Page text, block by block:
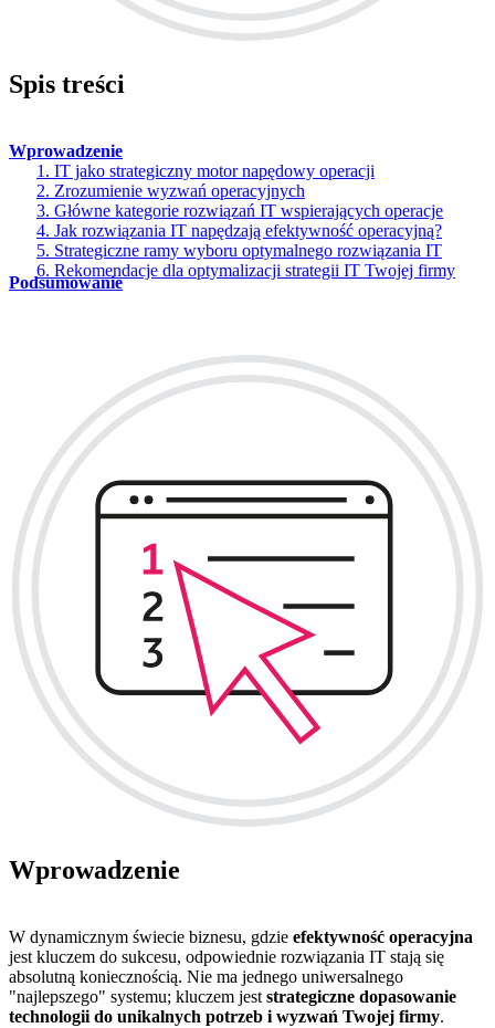
Spis treści
Wprowadzenie
1. IT jako strategiczny motor napędowy operacji
2. Zrozumienie wyzwań operacyjnych
3. Główne kategorie rozwiązań IT wspierających operacje
4. Jak rozwiązania IT napędzają efektywność operacyjną?
5. Strategiczne ramy wyboru optymalnego rozwiązania IT
6. Rekomendacje dla optymalizacji strategii IT Twojej firmy
Podsumowanie
Wprowadzenie
W dynamicznym świecie biznesu, gdzie efektywność operacyjna
jest kluczem do sukcesu, odpowiednie rozwiązania IT stają się
absolutną koniecznością. Nie ma jednego uniwersalnego
"najlepszego" systemu; kluczem jest strategiczne dopasowanie
technologii do unikalnych potrzeb i wyzwań Twojej firmy.